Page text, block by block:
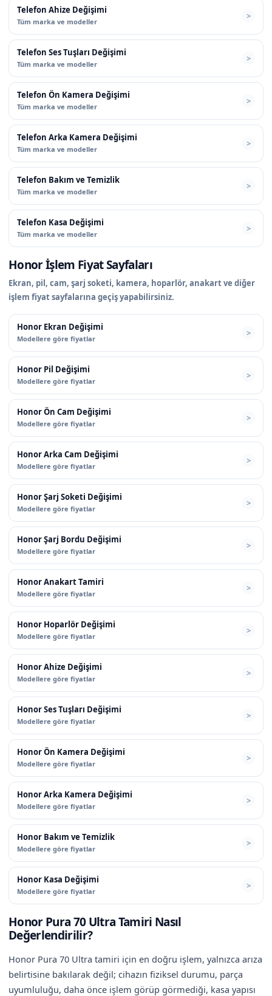
Telefon Ahize Değişimi
Tüm marka ve modeller
Telefon Ses Tuşları Değişimi
Tüm marka ve modeller
Telefon Ön Kamera Değişimi
Tüm marka ve modeller
Telefon Arka Kamera Değişimi
Tüm marka ve modeller
Telefon Bakım ve Temizlik
Tüm marka ve modeller
Telefon Kasa Değişimi
Tüm marka ve modeller
Honor İşlem Fiyat Sayfaları
Ekran, pil, cam, şarj soketi, kamera, hoparlör, anakart ve diğer
işlem fiyat sayfalarına geçiş yapabilirsiniz.
Honor Ekran Değişimi
Modellere göre fiyatlar
Honor Pil Değişimi
Modellere göre fiyatlar
Honor Ön Cam Değişimi
Modellere göre fiyatlar
Honor Arka Cam Değişimi
Modellere göre fiyatlar
Honor Şarj Soketi Değişimi
Modellere göre fiyatlar
Honor Şarj Bordu Değişimi
Modellere göre fiyatlar
Honor Anakart Tamiri
Modellere göre fiyatlar
Honor Hoparlör Değişimi
Modellere göre fiyatlar
Honor Ahize Değişimi
Modellere göre fiyatlar
Honor Ses Tuşları Değişimi
Modellere göre fiyatlar
Honor Ön Kamera Değişimi
Modellere göre fiyatlar
Honor Arka Kamera Değişimi
Modellere göre fiyatlar
Honor Bakım ve Temizlik
Modellere göre fiyatlar
Honor Kasa Değişimi
Modellere göre fiyatlar
Honor Pura 70 Ultra Tamiri Nasıl
Değerlendirilir?
Honor Pura 70 Ultra tamiri için en doğru işlem, yalnızca arıza
belirtisine bakılarak değil; cihazın fiziksel durumu, parça
uyumluluğu, daha önce işlem görüp görmediği, kasa yapısı